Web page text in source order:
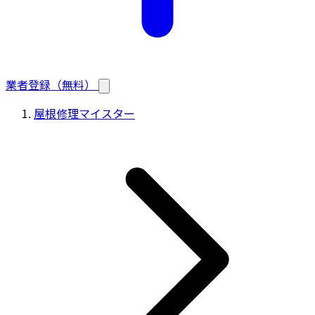
業者登録（無料）
屋根修理マイスター